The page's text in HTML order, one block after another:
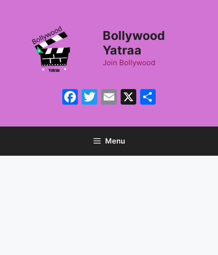
Bollywood
Yatraa
Join Bollywood
Facebook
Twitter
Email
X
Menu